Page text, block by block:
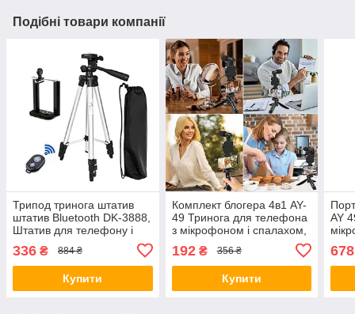
Подібні товари компанії
Трипод тринога штатив
штатив Bluetooth DK-3888,
Штатив для телефону і
336 ₴ 884 ₴
Купити
Комплект блогера 4в1 AY-
49 Тринога для телефона
з мікрофоном і спалахом,
Штатив трипод для селфі
та відео
192₴ 356 ₴
Купити
AY
678